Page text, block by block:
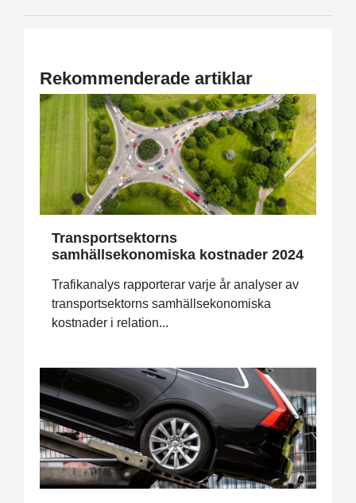
Rekommenderade artiklar
Transportsektorns
samhällsekonomiska kostnader 2024
Trafikanalys rapporterar varje år analyser av
transportsektorns samhällsekonomiska
kostnader i relation...